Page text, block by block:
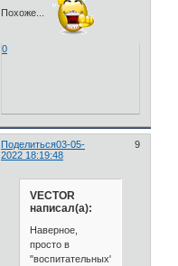
Похоже...
0
Поделиться 9
03-05-
2022 18:19:48
VECTOR
написал(а):
Наверное,
просто в
"воспитательных"